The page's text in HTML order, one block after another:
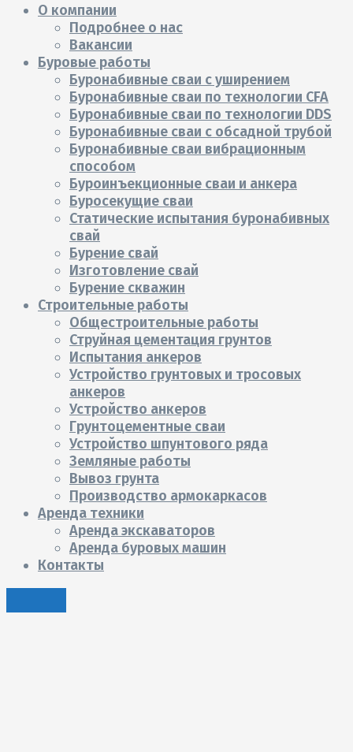
О компании
Подробнее о нас
Вакансии
Буровые работы
Буронабивные сваи с уширением
Буронабивные сваи по технологии CFA
Буронабивные сваи по технологии DDS
Буронабивные сваи с обсадной трубой
Буронабивные сваи вибрационным
способом
Буроинъекционные сваи и анкера
Буросекущие сваи
Статические испытания буронабивных
свай
Бурение свай
Изготовление свай
Бурение скважин
Строительные работы
Общестроительные работы
Струйная цементация грунтов
Испытания анкеров
Устройство грунтовых и тросовых
анкеров
Устройство анкеров
Грунтоцементные сваи
Устройство шпунтового ряда
Земляные работы
Вывоз грунта
Производство армокаркасов
Аренда техники
Аренда экскаваторов
Аренда буровых машин
Контакты